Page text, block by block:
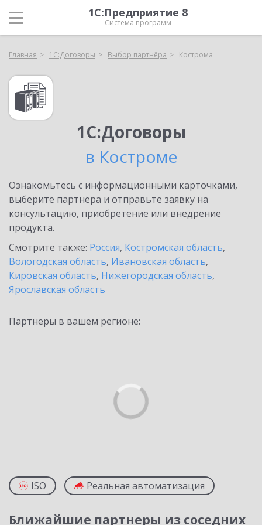
1С:Предприятие 8
Система программ
Главная 1С:Договоры Выбор партнёра Кострома
1С:Договоры
в Костроме
Ознакомьтесь с информационными карточками,
выберите партнёра и отправьте заявку на
консультацию, приобретение или внедрение
продукта.
Смотрите также: Россия, Костромская область,
Вологодская область, Ивановская область,
Кировская область, Нижегородская область,
Ярославская область
Партнеры в вашем регионе:
ISO Реальная автоматизация
Ближайшие партнеры из соседних